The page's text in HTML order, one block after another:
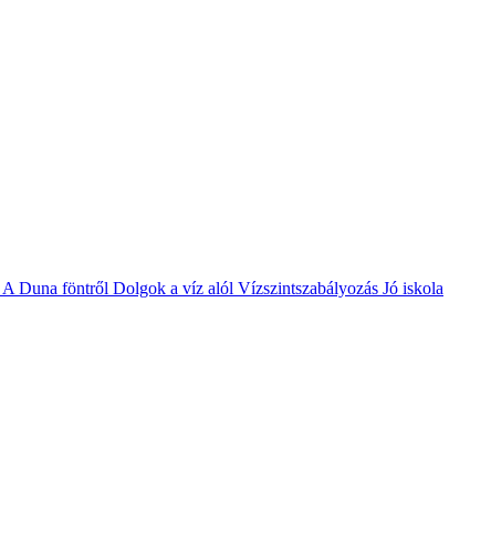
A Duna föntről Dolgok a víz alól Vízszintszabályozás Jó iskola